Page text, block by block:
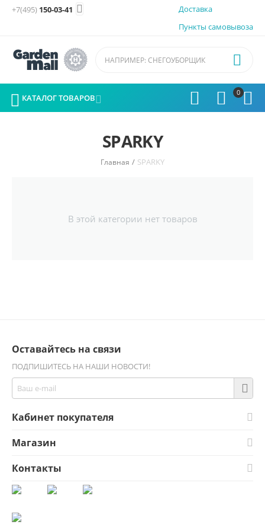
Доставка
Пункты самовывоза
+7(495) 150-03-41 
0 



 КАТАЛОГ ТОВАРОВ
SPARKY
Главная / SPARKY
В этой категории нет товаров
Оставайтесь на связи
ПОДПИШИТЕСЬ НА НАШИ НОВОСТИ!
Кабинет покупателя
Магазин
Контакты